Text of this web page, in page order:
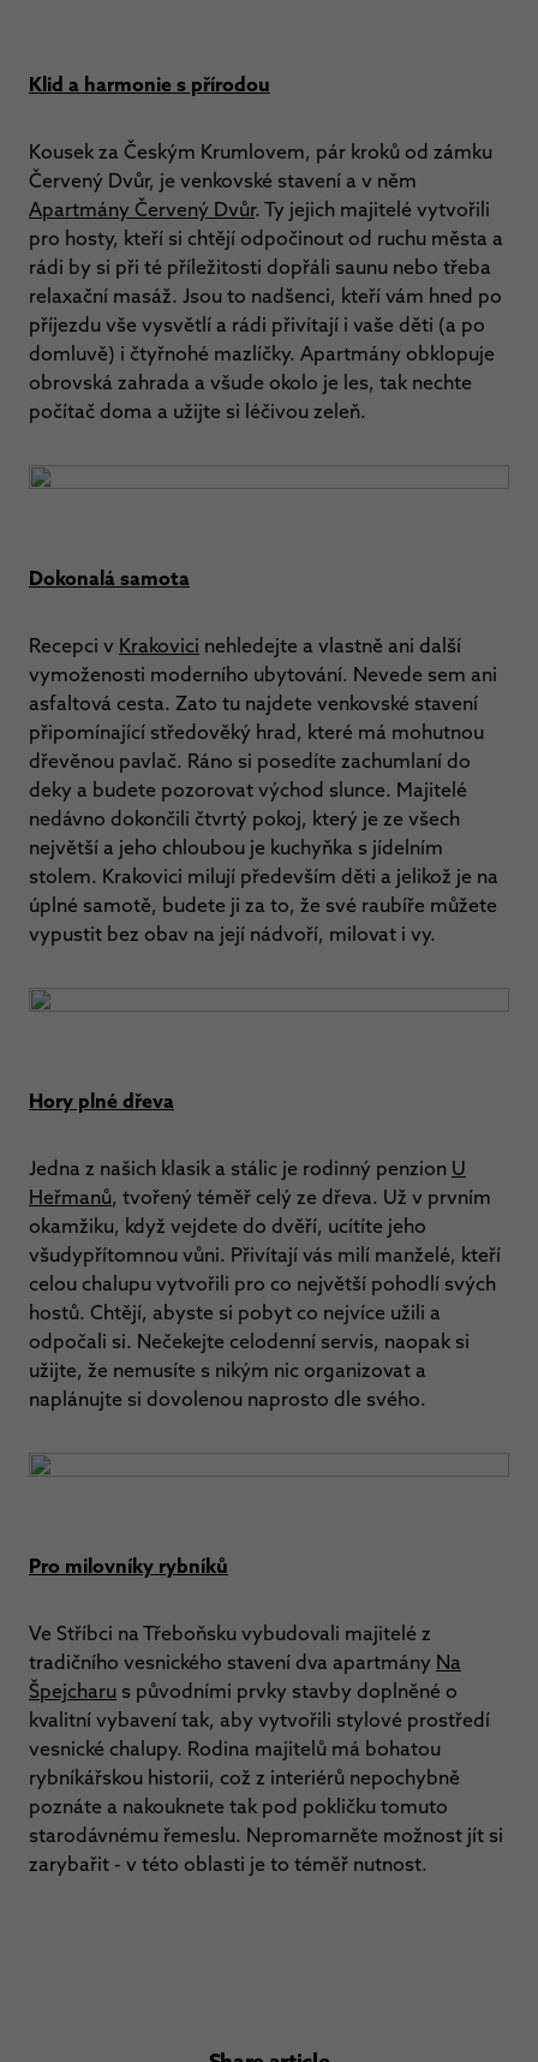
Klid a harmonie s přírodou
Kousek za Českým Krumlovem, pár kroků od zámku
Červený Dvůr, je venkovské stavení a v něm
Apartmány Červený Dvůr. Ty jejich majitelé vytvořili
pro hosty, kteří si chtějí odpočinout od ruchu města a
rádi by si při té příležitosti dopřáli saunu nebo třeba
relaxační masáž. Jsou to nadšenci, kteří vám hned po
příjezdu vše vysvětlí a rádi přivítají i vaše děti (a po
domluvě) i čtyřnohé mazlíčky. Apartmány obklopuje
obrovská zahrada a všude okolo je les, tak nechte
počítač doma a užijte si léčivou zeleň.
Dokonalá samota
Recepci v Krakovici nehledejte a vlastně ani další
vymoženosti moderního ubytování. Nevede sem ani
asfaltová cesta. Zato tu najdete venkovské stavení
připomínající středověký hrad, které má mohutnou
dřevěnou pavlač. Ráno si posedíte zachumlaní do
deky a budete pozorovat východ slunce. Majitelé
nedávno dokončili čtvrtý pokoj, který je ze všech
největší a jeho chloubou je kuchyňka s jídelním
stolem. Krakovici milují především děti a jelikož je na
úplné samotě, budete ji za to, že své raubíře můžete
vypustit bez obav na její nádvoří, milovat i vy.
Hory plné dřeva
Jedna z našich klasik a stálic je rodinný penzion U
Heřmanů, tvořený téměř celý ze dřeva. Už v prvním
okamžiku, když vejdete do dvěří, ucítíte jeho
všudypřítomnou vůni. Přivítají vás milí manželé, kteří
celou chalupu vytvořili pro co největší pohodlí svých
hostů. Chtějí, abyste si pobyt co nejvíce užili a
odpočali si. Nečekejte celodenní servis, naopak si
užijte, že nemusíte s nikým nic organizovat a
naplánujte si dovolenou naprosto dle svého.
Pro milovníky rybníků
Ve Stříbci na Třeboňsku vybudovali majitelé z
tradičního vesnického stavení dva apartmány Na
Špejcharu s původními prvky stavby doplněné o
kvalitní vybavení tak, aby vytvořili stylové prostředí
vesnické chalupy. Rodina majitelů má bohatou
rybníkářskou historii, což z interiérů nepochybně
poznáte a nakouknete tak pod pokličku tomuto
starodávnému řemeslu. Nepromarněte možnost jít si
zarybařit - v této oblasti je to téměř nutnost.